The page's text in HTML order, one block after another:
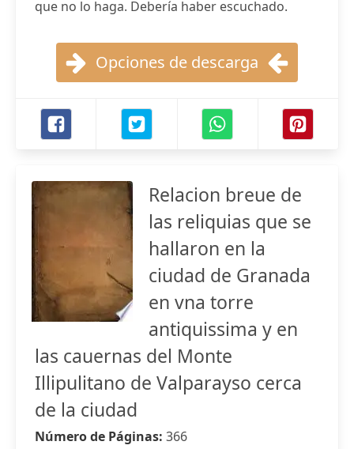
que no lo haga. Debería haber escuchado.
Opciones de descarga
Relacion breue de
las reliquias que se
hallaron en la
ciudad de Granada
en vna torre
antiquissima y en
las cauernas del Monte
Illipulitano de Valparayso cerca
de la ciudad
Número de Páginas: 366